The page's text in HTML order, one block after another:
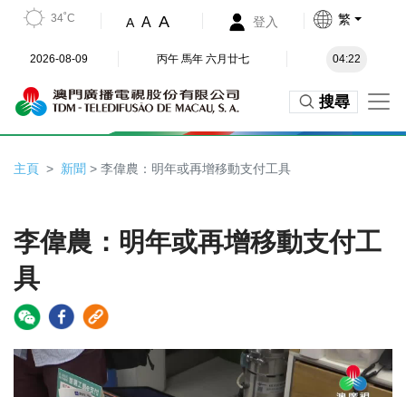
34˚C A A A 登入 繁
2026-08-09 丙午 馬年 六月廿七 04:22
搜尋
主頁 新聞 > 李偉農：明年或再增移動支付工具
李偉農：明年或再增移動支付工
具
Video